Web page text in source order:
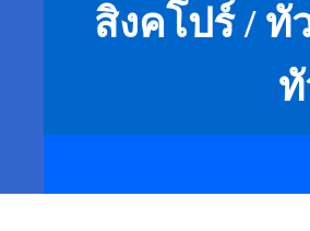
สิงคโปร์ / ทั